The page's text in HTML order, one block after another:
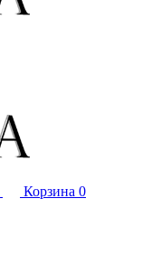
Корзина 0